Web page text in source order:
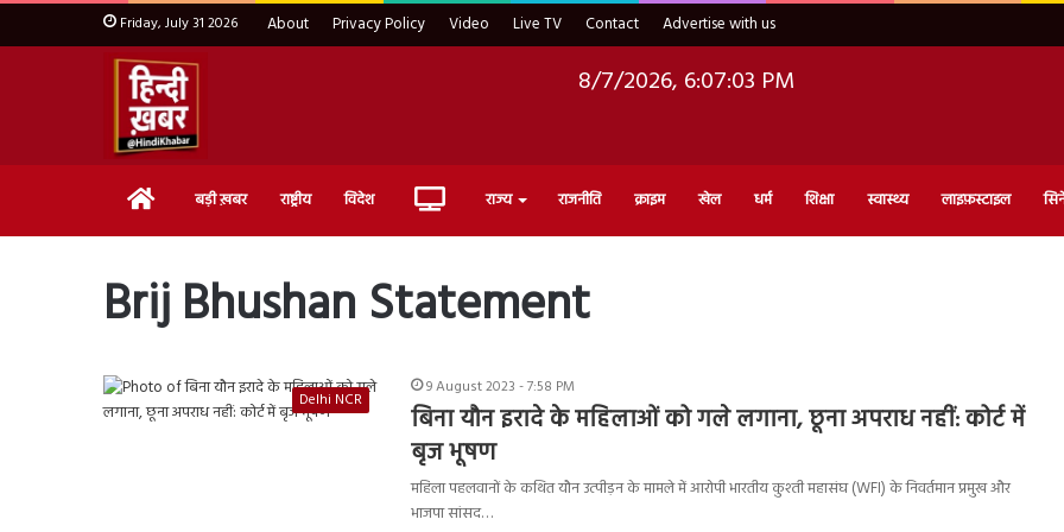
Friday, July 31 2026 About Privacy Policy Video Live TV Contact Advertise with us
8/7/2026, 6:07:04 PM
Home बड़ी ख़बर राष्ट्रीय विदेश Live राज्य राजनीति क्राइम खेल धर्म शिक्षा स्वास्थ्य लाइफ़स्टाइल
Brij Bhushan Statement
Delhi NCR
9 August 2023 - 7:58 PM
बिना यौन इरादे के महिलाओं को गले लगाना, छूना अपराध नहीं: कोर्ट में
बृज भूषण
महिला पहलवानों के कथित यौन उत्पीड़न के मामले में आरोपी भारतीय कुश्ती महासंघ (WFI) के निवर्तमान प्रमुख और
भाजपा सांसद…